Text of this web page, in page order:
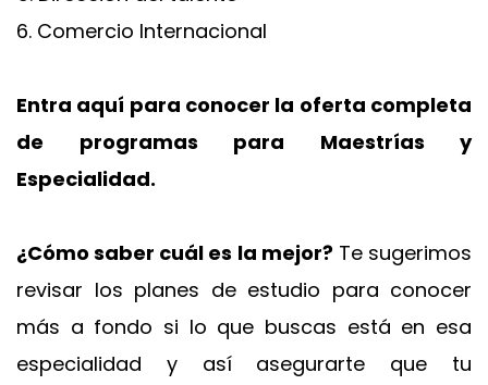
6. Comercio Internacional
Entra aquí para conocer la oferta completa
de programas para Maestrías y
Especialidad.
¿Cómo saber cuál es la mejor?Te sugerimos
revisar los planes de estudio para conocer
más a fondo si lo que buscas está en esa
especialidad y así asegurarte que tu